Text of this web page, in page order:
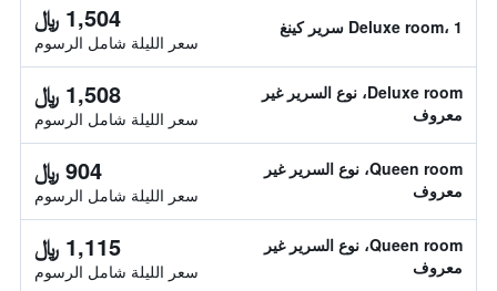
Deluxe room، 1 سرير كينغ 1,504 ﷼
سعر الليلة شامل الرسوم
Deluxe room، نوع السرير غير
معروف
1,508 ﷼
سعر الليلة شامل الرسوم
Queen room، نوع السرير غير
معروف
904 ﷼
سعر الليلة شامل الرسوم
Queen room، نوع السرير غير
معروف
1,115 ﷼
سعر الليلة شامل الرسوم